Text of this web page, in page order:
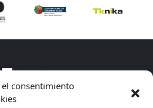
el consentimiento